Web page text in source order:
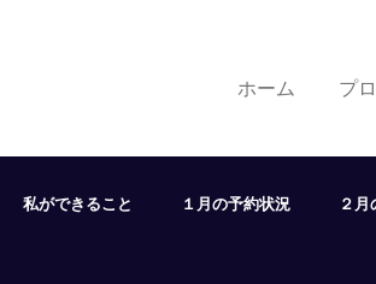
ホーム プ
私ができること １月の予約状況 ２月